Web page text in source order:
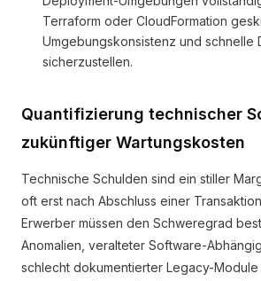
Terraform oder CloudFormation
Umgebungskonsistenz und schnelle
sicherzustellen.
Quantifizierung technischer
zukünftiger Wartungskosten
Technische Schulden sind ein stiller
oft erst nach Abschluss einer
Erwerber müssen den Schweregrad
Anomalien, veralteter Software-
schlecht dokumentierter Legacy-